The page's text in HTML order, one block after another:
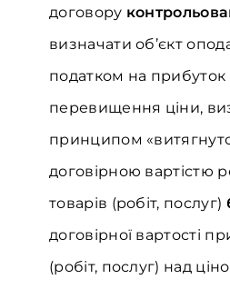
договору
визначати об’єкт
податком на прибуток
перевищення ціни,
принципом
договірною вартістю
товарів (робіт, послуг)
договірної вартості
(робіт, послуг) над